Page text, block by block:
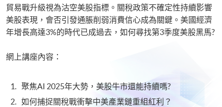
貿易戰升級視為沽空美股指標。關稅政策不確定性持續影響
美股表現，會否引發通脹削弱消費信心成為關鍵。美國經濟
年增長高達3%的時代已成過去，如何尋找第3季度美股黑馬?
網上講座內容：
聚焦AI 2025年大勢，美股牛市還能持續嗎?
如何捕捉關稅戰衝擊中美產業鏈重組紅利？